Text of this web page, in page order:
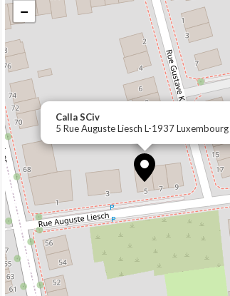
Calla SCiv
5 Rue Auguste Liesch L-1937 Luxembourg
−